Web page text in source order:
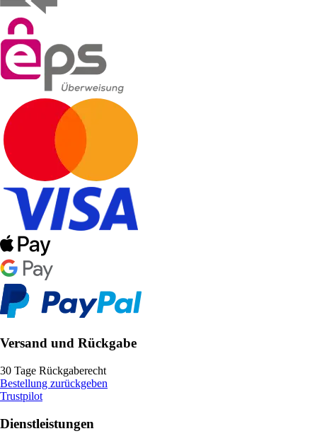
Versand und Rückgabe
30 Tage Rückgaberecht
Bestellung zurückgeben
Trustpilot
Dienstleistungen